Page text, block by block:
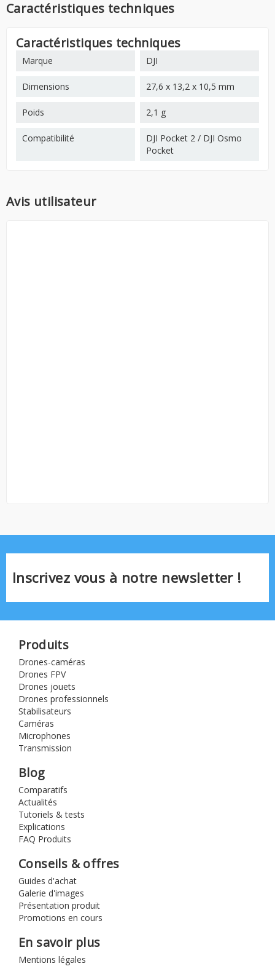
Caractéristiques techniques
Caractéristiques techniques
Marque DJI
Dimensions 27,6 x 13,2 x 10,5 mm
Poids 2,1 g
Compatibilité
DJI Pocket 2 / DJI Osmo
Pocket
Avis utilisateur
Inscrivez vous à notre newsletter !
Produits
Drones-caméras
Drones FPV
Drones jouets
Drones professionnels
Stabilisateurs
Caméras
Microphones
Transmission
Blog
Comparatifs
Actualités
Tutoriels & tests
Explications
FAQ Produits
Conseils & offres
Guides d'achat
Galerie d'images
Présentation produit
Promotions en cours
En savoir plus
Mentions légales